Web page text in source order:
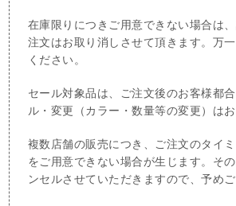
在庫限りにつきご用意できない場合は
注文はお取り消しさせて頂きます。万
ください。
セール対象品は、ご注文後のお客様都
ル・変更（カラー・数量等の変更）はお
複数店舗の販売につき、ご注文のタイ
をご用意できない場合が生じます。そ
ンセルさせていただきますので、予めご